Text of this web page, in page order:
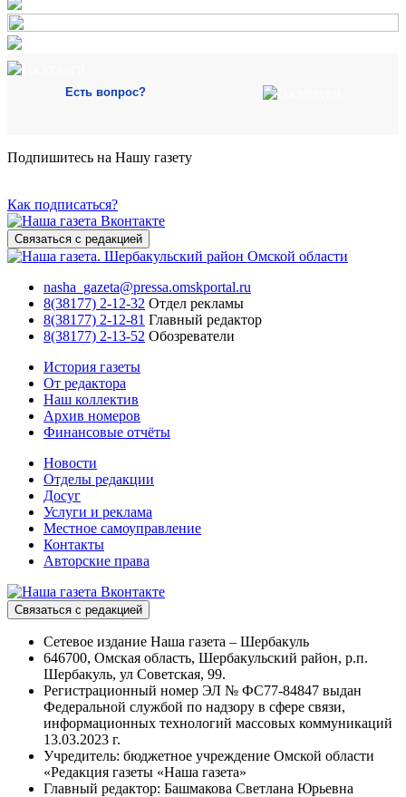
Есть вопрос?
Подпишитесь на Нашу газету
Как подписаться?
Связаться с редакцией
nasha_gazeta@pressa.omskportal.ru
8(38177) 2-12-32 Отдел рекламы
8(38177) 2-12-81 Главный редактор
8(38177) 2-13-52 Обозреватели
История газеты
От редактора
Наш коллектив
Архив номеров
Финансовые отчёты
Новости
Отделы редакции
Досуг
Услуги и реклама
Местное самоуправление
Контакты
Авторские права
Связаться с редакцией
Сетевое издание Наша газета – Шербакуль
646700, Омская область, Шербакульский район, р.п.
Шербакуль, ул Советская, 99.
Регистрационный номер ЭЛ № ФС77-84847 выдан
Федеральной службой по надзору в сфере связи,
информационных технологий массовых коммуникаций
13.03.2023 г.
Учредитель: бюджетное учреждение Омской области
«Редакция газеты «Наша газета»
Главный редактор: Башмакова Светлана Юрьевна